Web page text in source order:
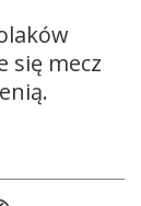
się mecz